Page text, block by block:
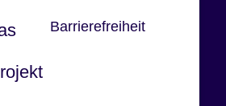
Barrierefreiheit